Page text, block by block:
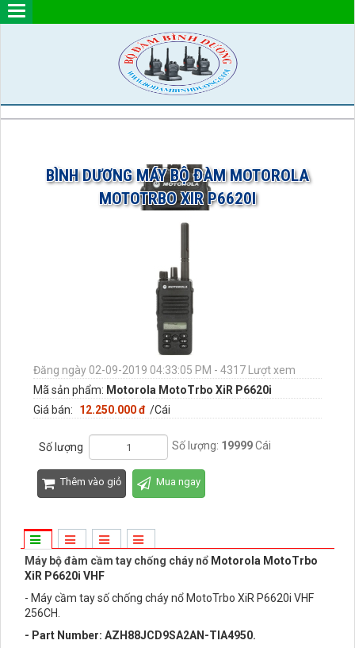
BÌNH DƯƠNG MÁY BỘ ĐÀM MOTOROLA
MOTOTRBO XIR P6620I
Đăng ngày 02-09-2019 04:33:05 PM - 4317 Lượt xem
Mã sản phẩm: Motorola MotoTrbo XiR P6620i
Giá bán:
12.250.000 đ /Cái
Số lượng Số lượng: 19999Cái
Thêm vào giỏ Mua ngay
Máy bộ đàm cầm tay chống cháy nổ Motorola MotoTrbo
XiR P6620i VHF
- Máy cầm tay số chống cháy nổ MotoTrbo XiR P6620i VHF
256CH.
- Part Number: AZH88JCD9SA2AN -TIA4950.